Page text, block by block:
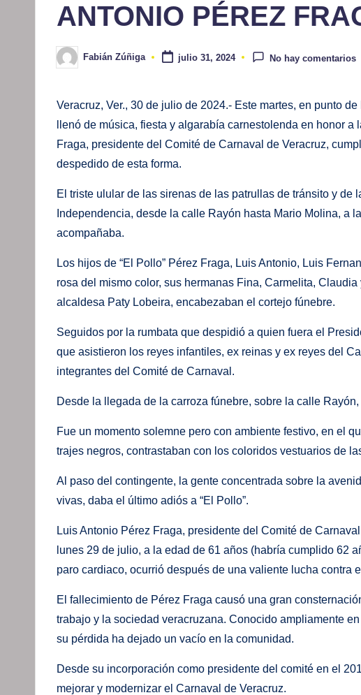
ANTONIO PÉREZ
Publicado
por
Fabián Zúñiga julio 31, 2024 No hay comentarios
Veracruz, Ver., 30 de julio de 2024.- Este martes, en punto
llenó de música, fiesta y algarabía carnestolenda en honor a
Fraga, presidente del Comité de Carnaval de Veracruz,
despedido de esta forma.
El triste ulular de las sirenas de las patrullas de tránsito y
Independencia, desde la calle Rayón hasta Mario Molina, a
acompañaba.
Los hijos de “El Pollo” Pérez Fraga, Luis Antonio, Luis
rosa del mismo color, sus hermanas Fina, Carmelita,
alcaldesa Paty Lobeira, encabezaban el cortejo fúnebre.
Seguidos por la rumbata que despidió a quien fuera el
que asistieron los reyes infantiles, ex reinas y ex reyes del
integrantes del Comité de Carnaval.
Desde la llegada de la carroza fúnebre, sobre la calle
Fue un momento solemne pero con ambiente festivo, en el
trajes negros, contrastaban con los coloridos vestuarios de
Al paso del contingente, la gente concentrada sobre la
vivas, daba el último adiós a “El Pollo”.
Luis Antonio Pérez Fraga, presidente del Comité de
lunes 29 de julio, a la edad de 61 años (habría cumplido 62
paro cardiaco, ocurrió después de una valiente lucha contra
El fallecimiento de Pérez Fraga causó una gran
trabajo y la sociedad veracruzana. Conocido ampliamente
su pérdida ha dejado un vacío en la comunidad.
Desde su incorporación como presidente del comité en el
mejorar y modernizar el Carnaval de Veracruz.